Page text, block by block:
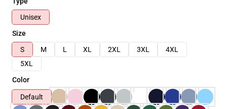
Unisex
Size
S
M L XL 2XL 3XL
4XL
5XL
Color
Default